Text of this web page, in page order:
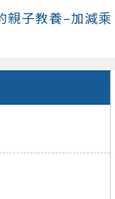
親子教養–加減乘